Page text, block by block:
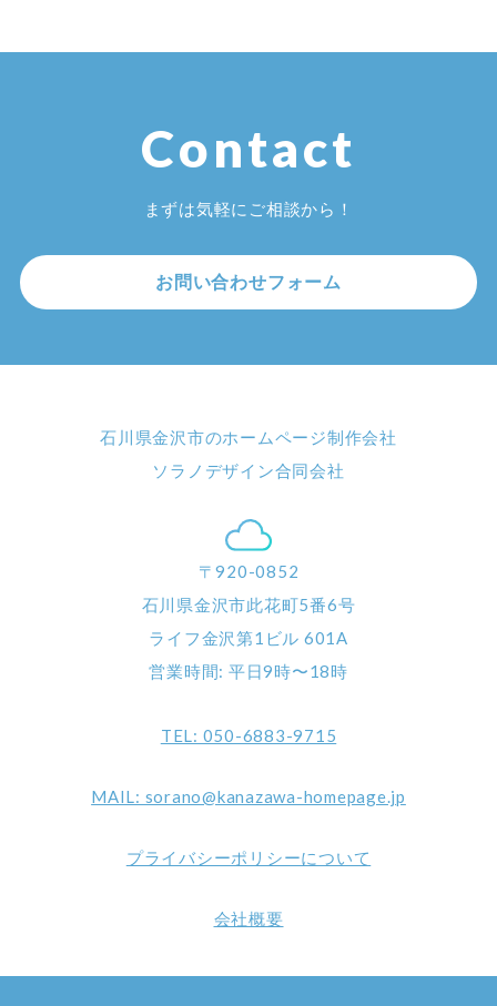
Contact
まずは気軽にご相談から！
お問い合わせフォーム
石川県金沢市のホームページ制作会社
ソラノデザイン合同会社
〒920-0852
石川県金沢市此花町5番6号
ライフ金沢第1ビル 601A
営業時間: 平日9時〜18時
TEL: 050-6883-9715
MAIL: sorano@kanazawa-homepage.jp
プライバシーポリシーについて
会社概要